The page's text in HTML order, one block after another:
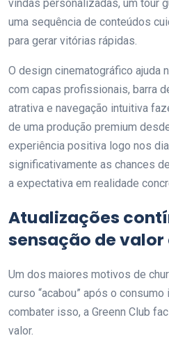
vindas personalizadas, um tour
uma sequência de conteúdos
para gerar vitórias rápidas.
O design cinematográfico ajuda
com capas profissionais, barra
atrativa e navegação intuitiva
de uma produção premium
experiência positiva logo nos
significativamente as chances
a expectativa em realidade
Atualizações
sensação de
Um dos maiores motivos de
curso “acabou” após o
combater isso, a Greenn Club
valor.